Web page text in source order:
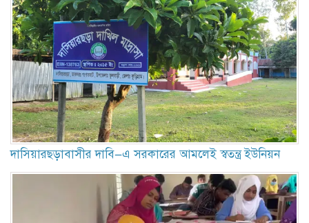
দাসিয়ারছড়াবাসীর দাবি—এ সরকারের আমলেই স্বতন্ত্র ইউনিয়ন